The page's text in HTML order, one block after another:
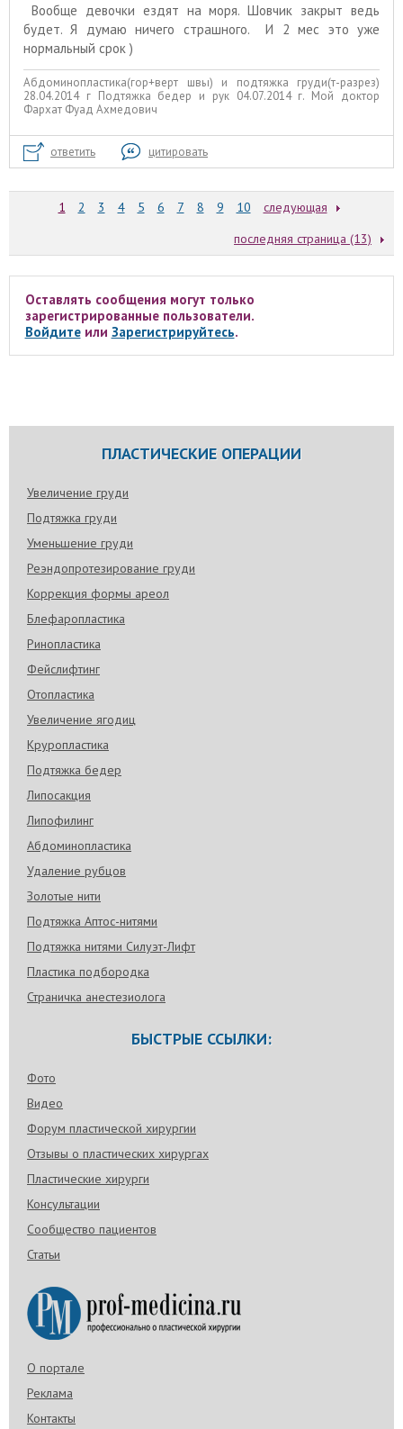
Вообще девочки ездят на моря. Шовчик закрыт ведь
будет. Я думаю ничего страшного. И 2 мес это уже
нормальный срок )
Абдоминопластика(гор+верт швы) и подтяжка груди(т-разрез)
28.04.2014 г Подтяжка бедер и рук 04.07.2014 г. Мой доктор
Фархат Фуад Ахмедович
ответить цитировать
1 2 3 4 5 6 7 8 9 10
следующая
последняя страница (13)
Оставлять сообщения могут только
зарегистрированные пользователи.
Войдитеили Зарегистрируйтесь.
ПЛАСТИЧЕСКИЕ ОПЕРАЦИИ
Увеличение груди
Подтяжка груди
Уменьшение груди
Реэндопротезирование груди
Коррекция формы ареол
Блефаропластика
Ринопластика
Фейслифтинг
Отопластика
Увеличение ягодиц
Круропластика
Подтяжка бедер
Липосакция
Липофилинг
Абдоминопластика
Удаление рубцов
Золотые нити
Подтяжка Аптос-нитями
Подтяжка нитями Силуэт-Лифт
Пластика подбородка
Страничка анестезиолога
БЫСТРЫЕ ССЫЛКИ:
Фото
Видео
Форум пластической хирургии
Отзывы о пластических хирургах
Пластические хирурги
Консультации
Сообщество пациентов
Статьи
О портале
Реклама
Контакты